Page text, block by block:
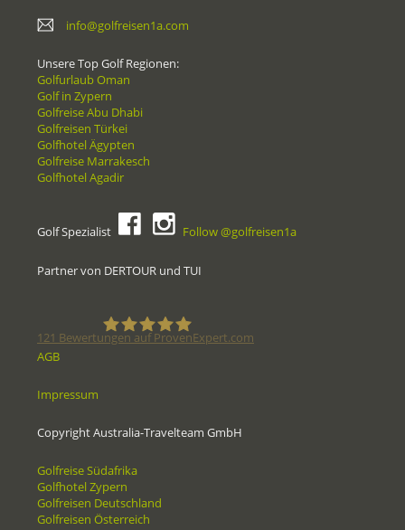
info@golfreisen1a.com
Unsere Top Golf Regionen:
Golfurlaub Oman
Golf in Zypern
Golfreise Abu Dhabi
Golfreisen Türkei
Golfhotel Ägypten
Golfreise Marrakesch
Golfhotel Agadir
Golf Spezialist Follow @golfreisen1a
Partner von DERTOUR und TUI
Spezialisten
121 Bewertungen auf ProvenExpert.com
AGB
Impressum
Copyright Australia-Travelteam GmbH
Golfreise Südafrika
Golfhotel Zypern
Golfreisen Deutschland
Golfreisen Österreich